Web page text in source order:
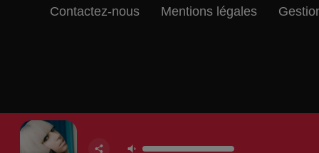
Contactez-nous Mentions légales